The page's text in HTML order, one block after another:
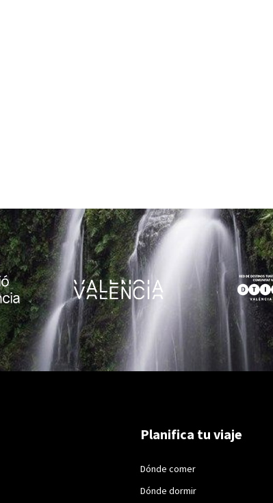
Planifica tu viaje
Dónde comer
Dónde dormir